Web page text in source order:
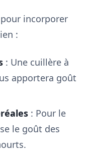
incorporer
:
: Une cuillère à
apportera goût
: Pour le
le goût des